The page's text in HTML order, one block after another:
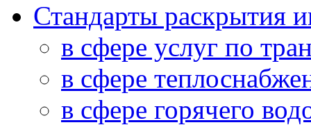
Стандарты раскрытия
в сфере услуг по
в сфере
в сфере горячего